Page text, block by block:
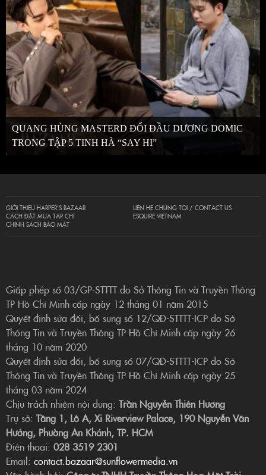
QUANG HÙNG MASTERD ĐỐI ĐẦU DƯƠNG DOMIC
TRONG TẬP 5 TINH HÀ “SAY HI”
GIỚI THIỆU HARPER’S BAZAAR
CÁCH ĐẶT MUA TẠP CHÍ
CHÍNH SÁCH BẢO MẬT
LIÊN HỆ CHÚNG TÔI / CONTACT US
ESQUIRE VIETNAM
Giấp phép số 03/GP-STTTT do Sở Thông Tin và Truyền Thông
TP Hồ Chí Minh cấp ngày 12 tháng 01 năm 2015
Quyết định sửa đổi, bổ sung số 12/QĐ-STTTT-ICP do Sở
Thông Tin và Truyền Thông TP Hồ Chí Minh cấp ngày 26
tháng 10 năm 2020
Quyết định sửa đổi, bổ sung số 07/QĐ-STTTT-ICP do Sở
Thông Tin và Truyền Thông TP Hồ Chí Minh cấp ngày 25
tháng 03 năm 2024
Chịu trách nhiệm nội dung: Trần Nguyễn Thiên Hương
Trụ sở: Tầng 1, Lô A, Xi Riverview Palace, 190 Nguyễn Văn
Hưởng, Phường An Khánh, TP. HCM
Điện thoại: 028 3519 2301
Email: contact.bazaar@sunflowermedia.vn